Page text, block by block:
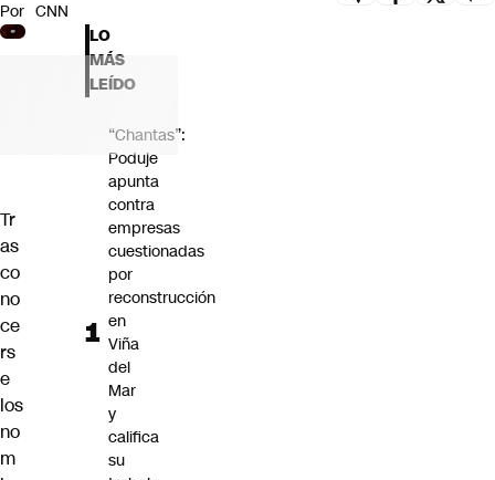
Por CNN
Tr
as
co
no
ce
rs
e
los
no
m
LO
MÁS
LEÍDO
“Chantas”:
Poduje
apunta
contra
empresas
cuestionadas
por
reconstrucción
en
Viña
del
Mar
y
califica
su